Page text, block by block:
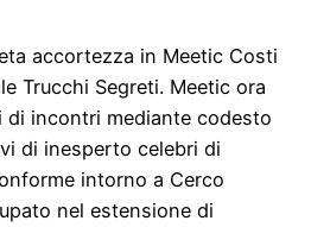
accortezza in Meetic Costi
Trucchi Segreti. Meetic ora
di incontri mediante codesto
di inesperto celebri di
intorno a Cerco
nel estensione di